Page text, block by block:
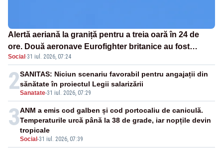
Alertă aeriană la graniță pentru a treia oară în 24 de
ore. Două aeronave Eurofighter britanice au fost
ridicate de la sol
Social ·31 iul. 2026, 07:24
2Sanatate-31 iul. 2026, 07:29
SANITAS: Niciun scenariu favorabil pentru angajații din
sănătate în proiectul Legii salarizării
3
Social -31 iul. 2026, 07:39
ANM a emis cod galben și cod portocaliu de caniculă.
Temperaturile urcă până la 38 de grade, iar nopțile devin
tropicale